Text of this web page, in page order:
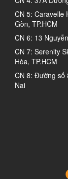
CN 5: Caravelle
Gòn, TP.HCM
CN 6: 13
CN 7: Serenity
Hòa, TP.HCM
CN 8: Đường số
Nai